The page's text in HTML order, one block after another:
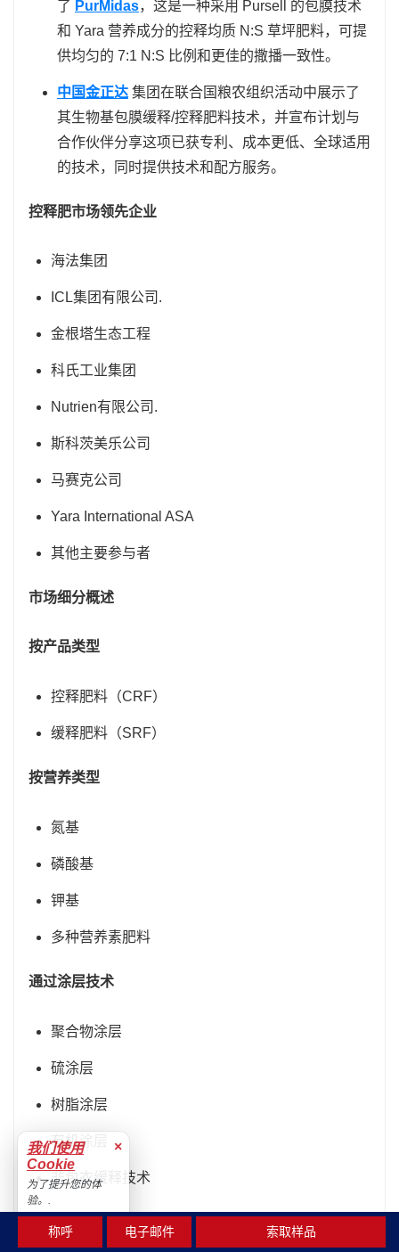
了 PurMidas，这是一种采用 Pursell 的包膜技术
和 Yara 营养成分的控释均质 N:S 草坪肥料，可提
供均匀的 7:1 N:S 比例和更佳的撒播一致性。
中国金正达 集团在联合国粮农组织活动中展示了
其生物基包膜缓释/控释肥料技术，并宣布计划与
合作伙伴分享这项已获专利、成本更低、全球适用
的技术，同时提供技术和配方服务。
控释肥市场领先企业
海法集团
ICL集团有限公司.
金根塔生态工程
科氏工业集团
Nutrien有限公司.
斯科茨美乐公司
马赛克公司
Yara International ASA
其他主要参与者
市场细分概述
按产品类型
控释肥料（CRF）
缓释肥料（SRF）
按营养类型
氮基
磷酸基
钾基
多种营养素肥料
通过涂层技术
聚合物涂层
硫涂层
树脂涂层
有机涂层
非包衣缓释技术
按作物类型
称呼 电子邮件 索取样品
我们使用
Cookie
×
为了提升您的体
验。.
接受